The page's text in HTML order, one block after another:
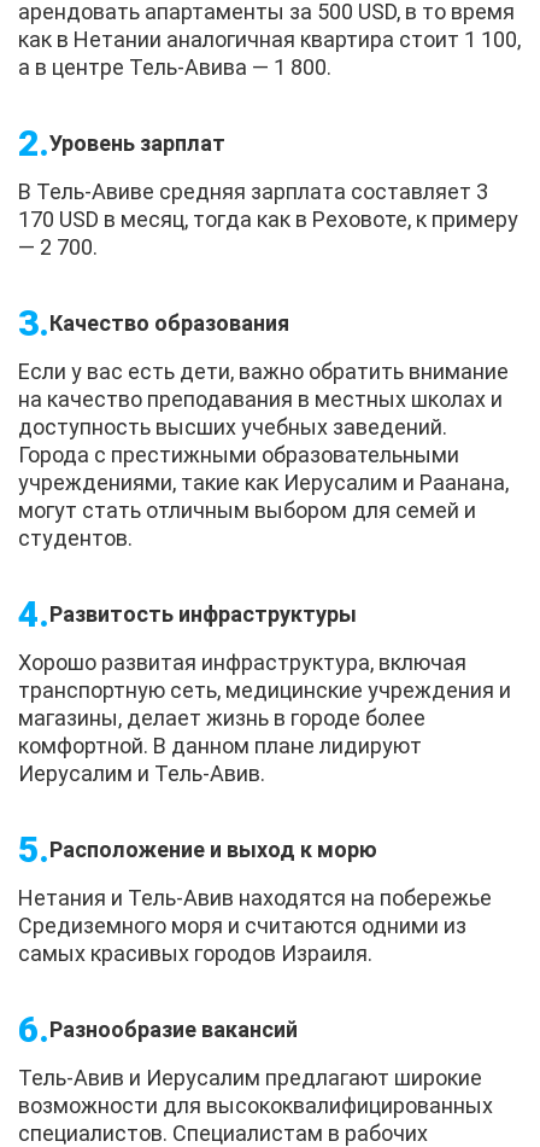
арендовать апартаменты за 500 USD, в то время
как в Нетании аналогичная квартира стоит 1 100,
а в центре Тель-Авива — 1 800.
Уровень зарплат
В Тель-Авиве средняя зарплата составляет 3
170 USD в месяц, тогда как в Реховоте, к примеру
— 2 700.
Качество образования
Если у вас есть дети, важно обратить внимание
на качество преподавания в местных школах и
доступность высших учебных заведений.
Города с престижными образовательными
учреждениями, такие как Иерусалим и Раанана,
могут стать отличным выбором для семей и
студентов.
Развитость инфраструктуры
Хорошо развитая инфраструктура, включая
транспортную сеть, медицинские учреждения и
магазины, делает жизнь в городе более
комфортной. В данном плане лидируют
Иерусалим и Тель-Авив.
Расположение и выход к морю
Нетания и Тель-Авив находятся на побережье
Средиземного моря и считаются одними из
самых красивых городов Израиля.
Разнообразие вакансий
Тель-Авив и Иерусалим предлагают широкие
возможности для высококвалифицированных
специалистов. Специалистам в рабочих